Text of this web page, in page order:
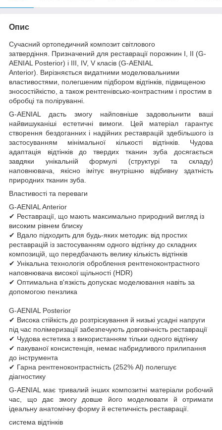
Опис
Сучасний ортопедичний композит світлового
затвердіння. Призначений для реставрації порожнин I, II (G-
AENIAL Posterior) і III, IV, V класів (G-AENIAL
Anterior). Вирізняється видатними моделювальними
властивостями, полегшеним підбором відтінків, підвищеною
зносостійкістю, а також рентгенівсько-контрастним і простим в
обробці та поліруванні.
G-AENIAL дасть змогу найповніше задовольнити ваші
найвишуканіші естетичні вимоги. Цей матеріал гарантує
створення бездоганних і надійних реставрацій здебільшого із
застосуванням мінімальної кількості відтінків. Чудова
адаптація відтінків до твердих тканин зуба досягається
завдяки унікальній формулі (структурі та складу)
наповнювача, якісно імітує внутрішню відбивну здатність
природних тканин зуба.
Властивості та переваги
G-AENIAL Anterior
✔ Реставрації, що мають максимально природний вигляд із
високим рівнем блиску
✔ Вдало підходить для будь-яких методик: від простих
реставрацій із застосуванням одного відтінку до складних
композицій, що передбачають велику кількість відтінків
✔ Унікальна технологія оброблення рентгеноконтрастного
наповнювача високої щільності (HDR)
✔ Оптимальна в'язкість допускає моделювання навіть за
допомогою пензлика
G-AENIAL Posterior
✔ Висока стійкість до розтріскування й низькі усадні напруги
під час полімеризації забезпечують довговічність реставрації
✔ Чудова естетика з використанням тільки одного відтінку
✔ пакуваної консистенція, немає набридливого прилипання
до інструмента
✔ Гарна рентгеноконтрастність (252% Al) полегшує
діагностику
G-AENIAL має тривалий інших композитні матеріали робочий
час, що дає змогу довше його моделювати й отримати
ідеальну анатомічну форму й естетичність реставрації.
система відтінків